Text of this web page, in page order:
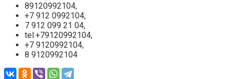
89120992104,
+7 912 0992104,
7 912 099 21 04,
tel:+79120992104,
+7 9120992104,
8 9120992104